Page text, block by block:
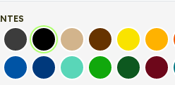
Foncé
Gris Anthracite
Noir Beige Marron Jaune
clairBleu MoyenBleu FoncéBleu VertVert clairVert